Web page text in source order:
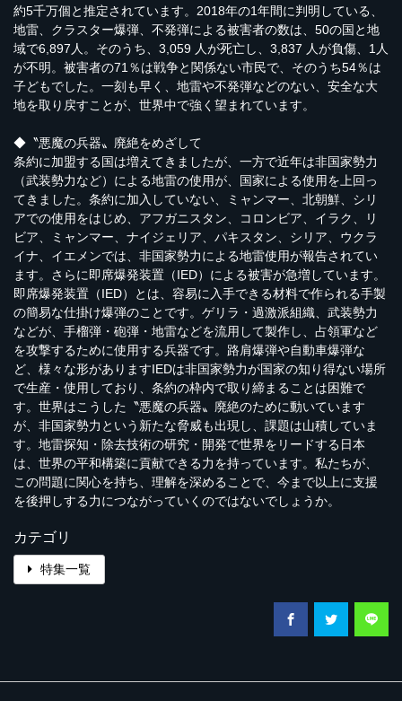
約5千万個と推定されています。2018年の1年間に判明している、
地雷、クラスター爆弾、不発弾による被害者の数は、50の国と地
域で6,897人。そのうち、3,059 人が死亡し、3,837 人が負傷、1人
が不明。被害者の71％は戦争と関係ない市民で、そのうち54％は
子どもでした。一刻も早く、地雷や不発弾などのない、安全な大
地を取り戻すことが、世界中で強く望まれています。
◆〝悪魔の兵器〟廃絶をめざして
条約に加盟する国は増えてきましたが、一方で近年は非国家勢力
（武装勢力など）による地雷の使用が、国家による使用を上回っ
てきました。条約に加入していない、ミャンマー、北朝鮮、シリ
アでの使用をはじめ、アフガニスタン、コロンビア、イラク、リ
ビア、ミャンマー、ナイジェリア、パキスタン、シリア、ウクラ
イナ、イエメンでは、非国家勢力による地雷使用が報告されてい
ます。さらに即席爆発装置（IED）による被害が急増しています。
即席爆発装置（IED）とは、容易に入手できる材料で作られる手製
の簡易な仕掛け爆弾のことです。ゲリラ・過激派組織、武装勢力
などが、手榴弾・砲弾・地雷などを流用して製作し、占領軍など
を攻撃するために使用する兵器です。路肩爆弾や自動車爆弾な
ど、様々な形がありますIEDは非国家勢力が国家の知り得ない場所
で生産・使用しており、条約の枠内で取り締まることは困難で
す。世界はこうした〝悪魔の兵器〟廃絶のために動いています
が、非国家勢力という新たな脅威も出現し、課題は山積していま
す。地雷探知・除去技術の研究・開発で世界をリードする日本
は、世界の平和構築に貢献できる力を持っています。私たちが、
この問題に関心を持ち、理解を深めることで、今まで以上に支援
を後押しする力につながっていくのではないでしょうか。
カテゴリ
特集一覧